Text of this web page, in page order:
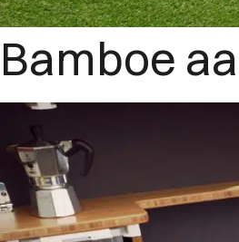
Bamboe